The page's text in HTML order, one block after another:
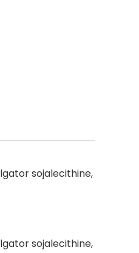
sojalecithine,
sojalecithine,